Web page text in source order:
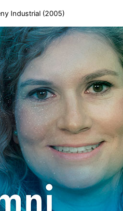
Industrial (2005)